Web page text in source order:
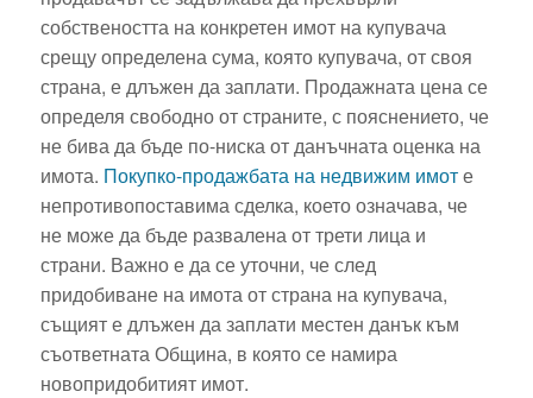
собствеността на конкретен имот на купувача
срещу определена сума, която купувача, от своя
страна, е длъжен да заплати. Продажната цена се
определя свободно от страните, с пояснението, че
не бива да бъде по-ниска от данъчната оценка на
имота. Покупко-продажбата на недвижим имоте
непротивопоставима сделка, което означава, че
не може да бъде развалена от трети лица и
страни. Важно е да се уточни, че след
придобиване на имота от страна на купувача,
същият е длъжен да заплати местен данък към
съответната Община, в която се намира
новопридобитият имот.